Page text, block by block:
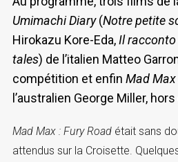
Umimachi Diary(Notre petite
Hirokazu Kore-Eda,Il
tales) de l’italien Matteo
compétition et enfin Mad Max
l’australien George Miller,
Mad Max : Fury Roadétait sans
attendus sur la Croisette.